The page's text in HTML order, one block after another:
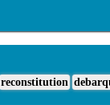
reconstitution